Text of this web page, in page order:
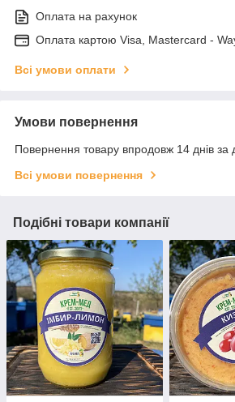
Оплата на рахунок
Оплата картою Visa, Mastercard -
Всі умови оплати
Умови повернення
Повернення товару впродовж 14 днів за
Всі умови повернення
Подібні товари компанії